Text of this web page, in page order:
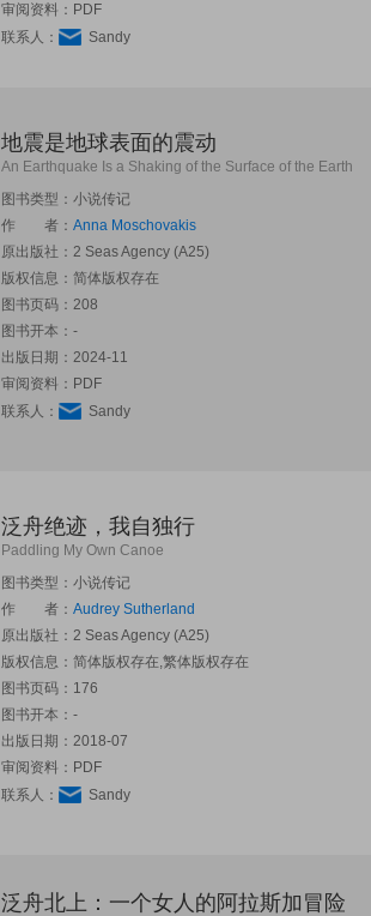
审阅资料：PDF
联系人：
Sandy
地震是地球表面的震动
An Earthquake Is a Shaking of the Surface of the Earth
图书类型：小说传记
作 者： Anna Moschovakis
原出版社： 2 Seas Agency (A25)
版权信息：简体版权存在
图书页码：208
图书开本：-
出版日期：2024-11
审阅资料：PDF
联系人：
Sandy
泛舟绝迹，我自独行
Paddling My Own Canoe
图书类型：小说传记
作 者： Audrey Sutherland
原出版社： 2 Seas Agency (A25)
版权信息：简体版权存在,繁体版权存在
图书页码：176
图书开本：-
出版日期：2018-07
审阅资料：PDF
联系人：
Sandy
泛舟北上：一个女人的阿拉斯加冒险